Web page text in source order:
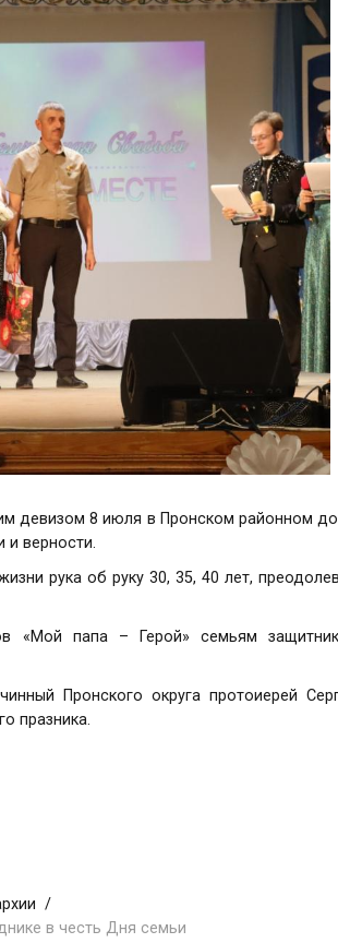
девизом 8 июля в Пронском районном
и верности.
рука об руку 30, 35, 40 лет,
«Мой папа – Герой» семьям
Пронского округа протоиерей
празника.
в честь Дня семьи